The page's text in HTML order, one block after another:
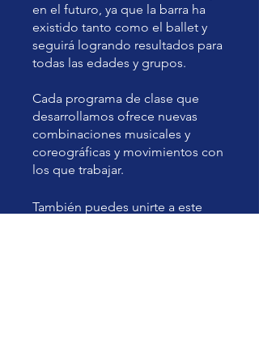
en el futuro, ya que la barra ha
existido tanto como el ballet y
seguirá logrando resultados para
todas las edades y grupos.
Cada programa de clase que
desarrollamos ofrece nuevas
combinaciones musicales y
coreográficas y movimientos con
los que trabajar.
También puedes unirte a este